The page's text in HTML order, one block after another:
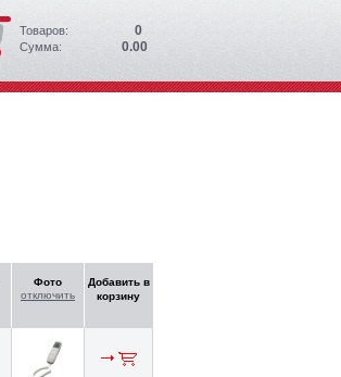
Товаров: 0
Сумма: 0.00
Фото
отключить
Добавить в
корзину